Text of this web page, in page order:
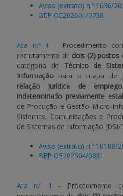
Aviso (extrato) n.º 1636/
BEP OE202601/0738
Ata n.º 1
- Procedimento
recrutamento de dois (2) postos
categoria de Técnico de
Informação para o mapa de
relação jurídica de
indeterminado previamente
de Produção e Gestão Micro-
Sistemas, Comunicações e
de Sistemas de Informação (DSI/
Aviso (extrato) n.º 10188/
BEP OE202504/0831
Ata n.º 1
- Procedimento